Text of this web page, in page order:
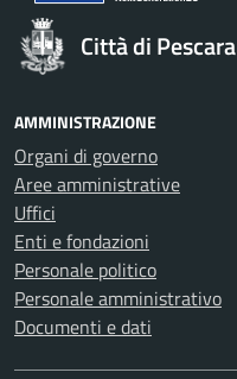
Città di Pescara
AMMINISTRAZIONE
Organi di governo
Aree amministrative
Uffici
Enti e fondazioni
Personale politico
Personale amministrativo
Documenti e dati